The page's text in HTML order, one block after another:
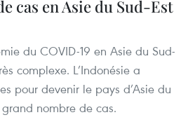
cas en Asie du Sud-Est
du COVID-19 en Asie du Sud-
complexe. L’Indonésie a
pour devenir le pays d’Asie du
nombre de cas.